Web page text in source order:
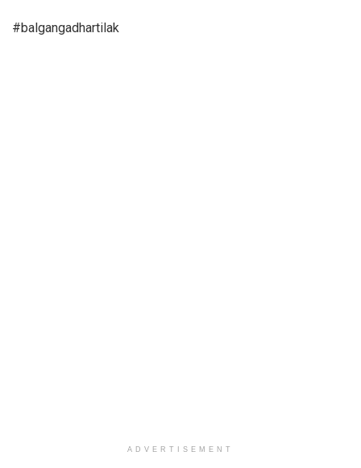
#balgangadhartilak
ADVERTISEMENT